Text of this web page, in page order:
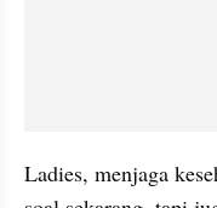
Ladies, menjaga